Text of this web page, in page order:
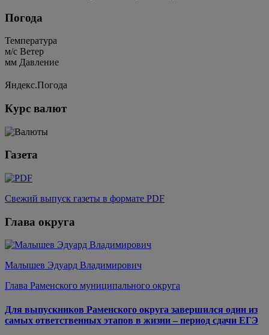
Погода
Температура
м/c Ветер
мм Давление
Яндекс.Погода
Курс валют
Газета
Свежий выпуск газеты в формате PDF
Глава округа
Малышев Эдуард Владимирович
Глава Раменского муниципального округа
Для выпускников Раменского округа завершился один из
самых ответственных этапов в жизни – период сдачи ЕГЭ